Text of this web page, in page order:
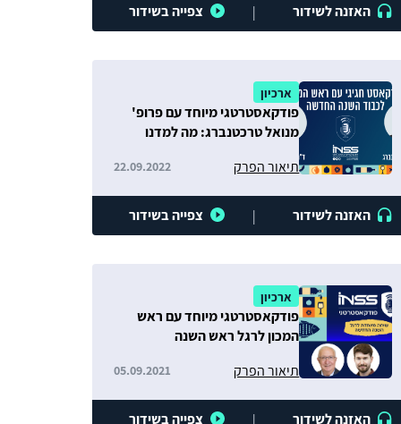
האזנה לשידור | צפייה בשידור
ארכיון
פודקאסטרטגי מיוחד עם פרופ'
מנואל טרכטנברג: מה למדנו
השנה על מצבה ומעמדה של
ישראל?
תיאור הפרק 22.09.2022
האזנה לשידור | צפייה בשידור
ארכיון
פודקאסטרטגי מיוחד עם ראש
המכון לרגל ראש השנה
תיאור הפרק
05.09.2021
האזנה לשידור | צפייה בשידור